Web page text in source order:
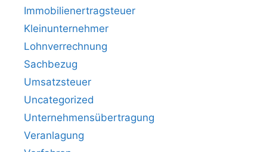
Immobilienertragsteuer
Kleinunternehmer
Lohnverrechnung
Sachbezug
Umsatzsteuer
Uncategorized
Unternehmensübertragung
Veranlagung